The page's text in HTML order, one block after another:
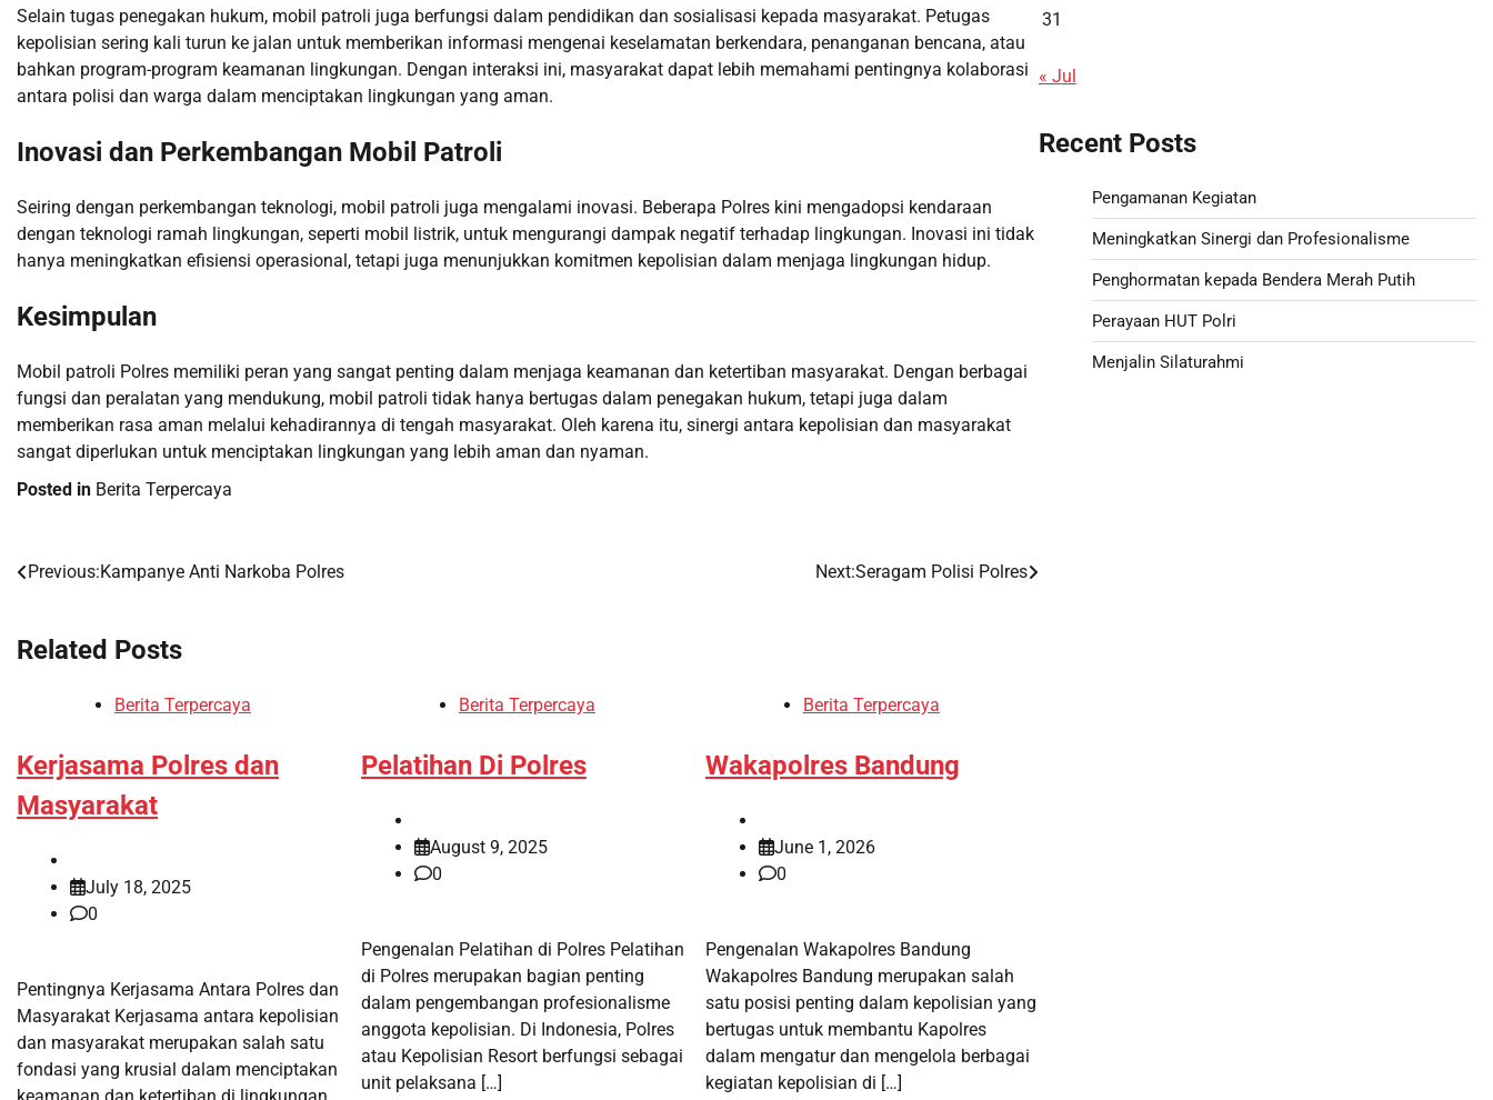
Selain tugas penegakan hukum, mobil patroli juga berfungsi dalam pendidikan dan sosialisasi kepada masyarakat. Petugas
kepolisian sering kali turun ke jalan untuk memberikan informasi mengenai keselamatan berkendara, penanganan bencana, atau
bahkan program-program keamanan lingkungan. Dengan interaksi ini, masyarakat dapat lebih memahami pentingnya kolaborasi
antara polisi dan warga dalam menciptakan lingkungan yang aman.
Inovasi dan Perkembangan Mobil Patroli
Seiring dengan perkembangan teknologi, mobil patroli juga mengalami inovasi. Beberapa Polres kini mengadopsi kendaraan
dengan teknologi ramah lingkungan, seperti mobil listrik, untuk mengurangi dampak negatif terhadap lingkungan. Inovasi ini tidak
hanya meningkatkan efisiensi operasional, tetapi juga menunjukkan komitmen kepolisian dalam menjaga lingkungan hidup.
Kesimpulan
Mobil patroli Polres memiliki peran yang sangat penting dalam menjaga keamanan dan ketertiban masyarakat. Dengan berbagai
fungsi dan peralatan yang mendukung, mobil patroli tidak hanya bertugas dalam penegakan hukum, tetapi juga dalam
memberikan rasa aman melalui kehadirannya di tengah masyarakat. Oleh karena itu, sinergi antara kepolisian dan masyarakat
sangat diperlukan untuk menciptakan lingkungan yang lebih aman dan nyaman.
Posted in Berita Terpercaya
Post
Previous:Kampanye Anti Narkoba Polres Next:Seragam Polisi Polres
Related Posts
Berita Terpercaya
Kerjasama Polres dan
Masyarakat
July 18, 2025
0
Pentingnya Kerjasama Antara Polres dan
Masyarakat Kerjasama antara kepolisian
dan masyarakat merupakan salah satu
fondasi yang krusial dalam menciptakan
Berita Terpercaya
Pelatihan Di Polres
August 9, 2025
0
Pengenalan Pelatihan di Polres Pelatihan
di Polres merupakan bagian penting
dalam pengembangan profesionalisme
anggota kepolisian. Di Indonesia, Polres
atau Kepolisian Resort berfungsi sebagai
unit pelaksana […]
Berita Terpercaya
Wakapolres Bandung
June 1, 2026
0
Pengenalan Wakapolres Bandung
Wakapolres Bandung merupakan salah
satu posisi penting dalam kepolisian yang
bertugas untuk membantu Kapolres
dalam mengatur dan mengelola berbagai
kegiatan kepolisian di […]
31
« Jul
Recent Posts
Pengamanan Kegiatan
Meningkatkan Sinergi dan Profesionalisme
Penghormatan kepada Bendera Merah Putih
Perayaan HUT Polri
Menjalin Silaturahmi